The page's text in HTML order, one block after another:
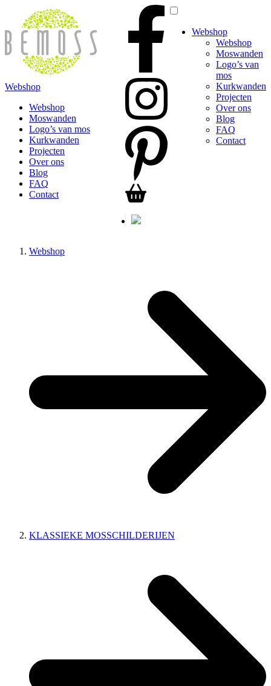
Webshop
Webshop
Moswanden
Logo’s van mos
Kurkwanden
Projecten
Over ons
Blog
FAQ
Contact
Webshop
Webshop
Moswanden
Logo’s van
mos
Kurkwanden
Projecten
Over ons
Blog
FAQ
Contact
Webshop
KLASSIEKE MOSSCHILDERIJEN